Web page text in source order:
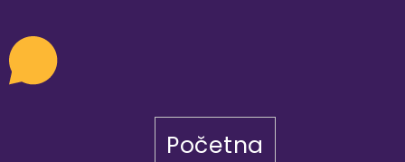
Početna